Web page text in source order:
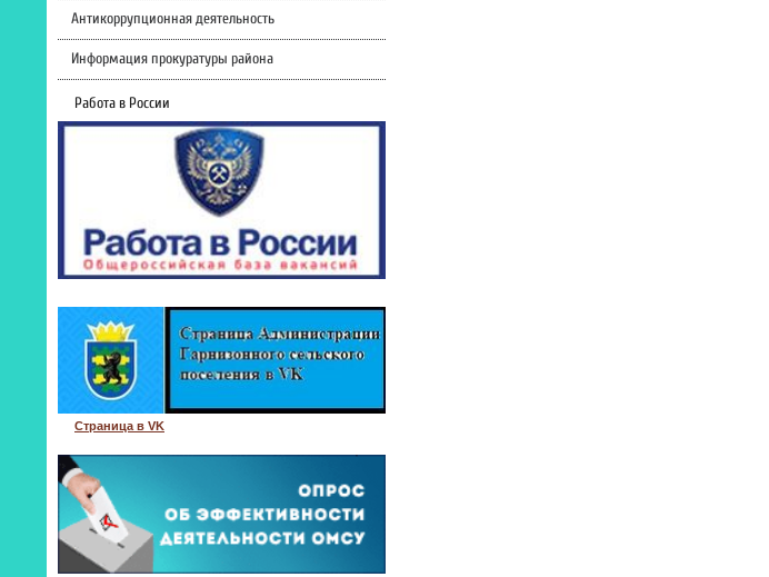
Антикоррупционная деятельность
Информация прокуратуры района
Работа в России
Страница в VK